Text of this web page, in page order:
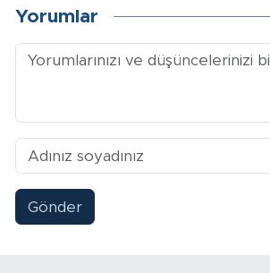
Yorumlar
Gönder